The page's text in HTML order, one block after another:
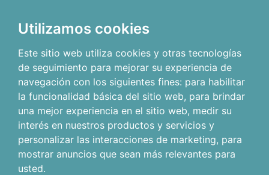
Utilizamos cookies
Este sitio web utiliza cookies y otras tecnologías
de seguimiento para mejorar su experiencia de
navegación con los siguientes fines: para habilitar
la funcionalidad básica del sitio web, para brindar
una mejor experiencia en el sitio web, medir su
interés en nuestros productos y servicios y
personalizar las interacciones de marketing, para
mostrar anuncios que sean más relevantes para
usted.